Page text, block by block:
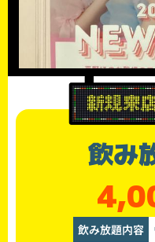
飲み
飲み放題内容